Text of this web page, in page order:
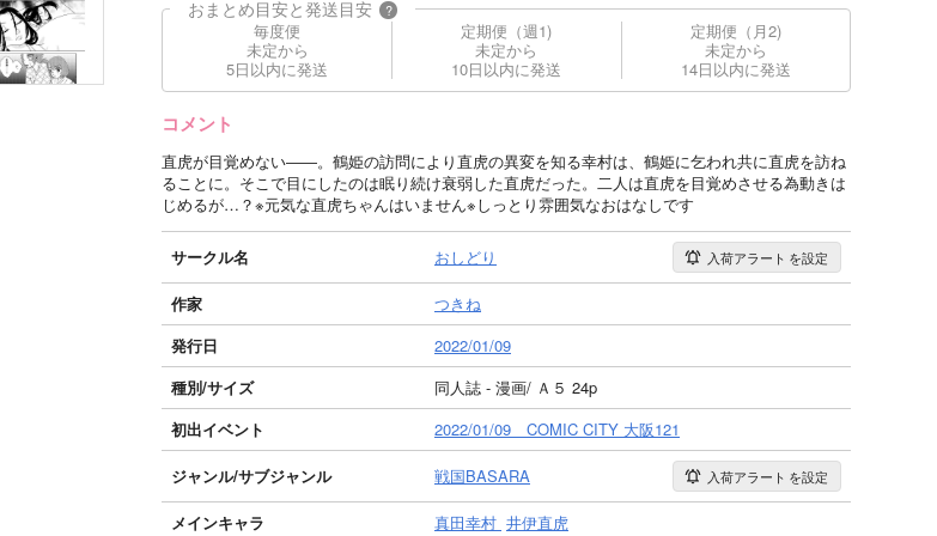
おまとめ目安と発送目安 ?
毎度便
未定から
5日以内に発送
定期便（週1)
未定から
10日以内に発送
定期便（月2)
未定から
14日以内に発送
コメント
直虎が目覚めない――。鶴姫の訪問により直虎の異変を知る幸村は、鶴姫に乞われ共に直虎を訪ね
ることに。そこで目にしたのは眠り続け衰弱した直虎だった。二人は直虎を目覚めさせる為動きは
じめるが…？※元気な直虎ちゃんはいません※しっとり雰囲気なおはなしです
サークル名 おしどり 入荷アラート を設定
作家
つきね
発行日
2022/01/09
種別/サイズ
同人誌 - 漫画/ Ａ５ 24p
初出イベント
2022/01/09 COMIC CITY 大阪121
ジャンル/サブジャンル 戦国BASARA 入荷アラート を設定
メインキャラ 真田幸村 井伊直虎